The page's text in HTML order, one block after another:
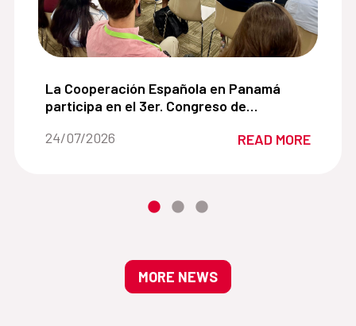
de cooperación con la Alianza para el Desarrollo
La Cooperación Española en Panamá participa
La Cooperación Española en Panamá
participa en el 3er. Congreso de
soluciones basadas en la naturaleza
Date of the news::
24/07/2026 READ MORE
MORE NEWS